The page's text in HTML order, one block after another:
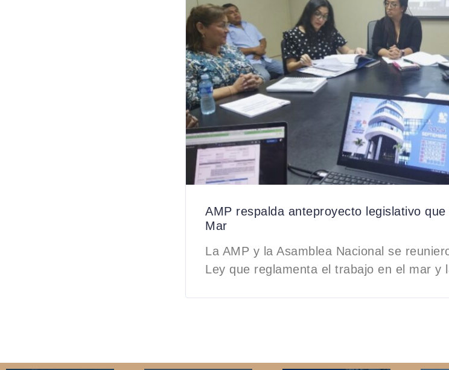
AMP respalda anteproyecto legislativo
Mar
La AMP y la Asamblea Nacional se
Ley que reglamenta el trabajo en el mar y